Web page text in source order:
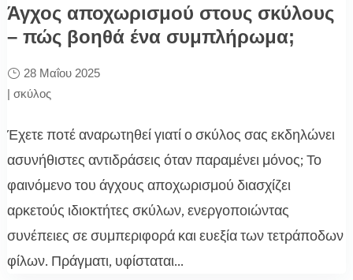
Άγχος αποχωρισμού στους σκύλους
– πώς βοηθά ένα συμπλήρωμα;
28 Μαΐου 2025
| σκύλος
Έχετε ποτέ αναρωτηθεί γιατί ο σκύλος σας εκδηλώνει
ασυνήθιστες αντιδράσεις όταν παραμένει μόνος; Το
φαινόμενο του άγχους αποχωρισμού διασχίζει
αρκετούς ιδιοκτήτες σκύλων, ενεργοποιώντας
συνέπειες σε συμπεριφορά και ευεξία των τετράποδων
φίλων. Πράγματι, υφίσταται...